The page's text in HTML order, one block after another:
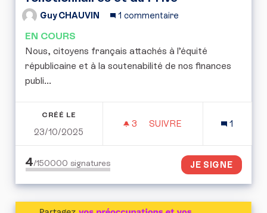
Guy CHAUVIN 1 commentaire
EN COURS
Nous, citoyens français attachés à l’équité
républicaine et à la soutenabilité de nos finances
publi...
CRÉÉ LE
23/10/2025
3 3 ABONNÉS
SUIVRE
1
4/150000 signatures JE SIGNE